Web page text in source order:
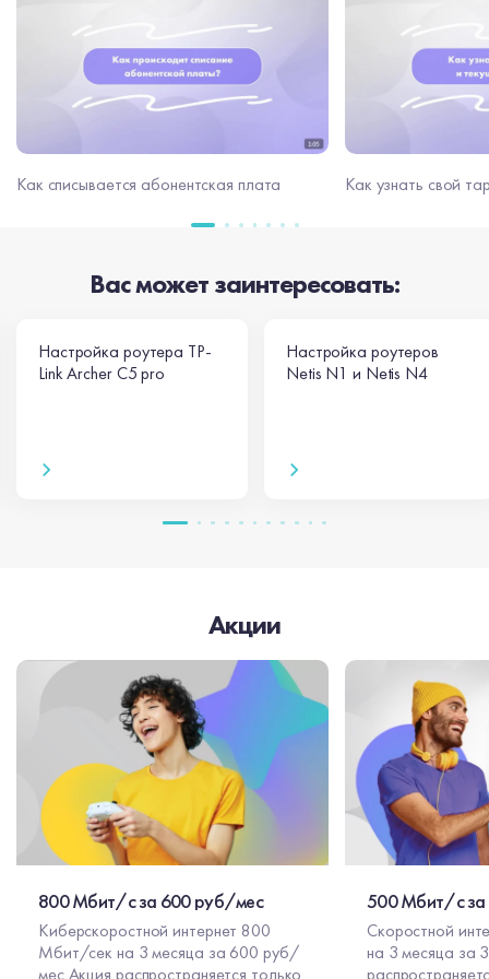
Как списывается абонентская плата Как узнать свой
Вас может заинтересовать:
Настройка роутера TP-
Link Archer C5 pro
Настройка роутеров
Netis N1 и Netis N4
Акции
800 Мбит/с за 600 руб/мес
Киберскоростной интернет 800
Мбит/сек на 3 месяца за 600 руб/
500 Мбит/с
Скоростной
на 3 месяца за